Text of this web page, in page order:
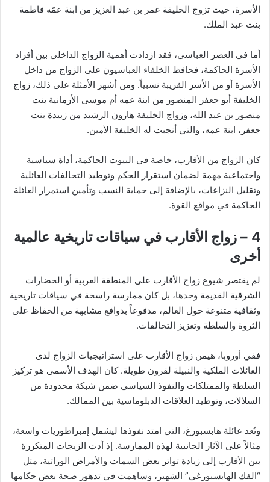
الأسرة، حيث تزوج الخليفة عمر بن عبد العزيز من ابنة عمّه فاطمة
بنت عبد الملك.
أما في العصر العباسي، فقد ازدادت أهمية الزواج الداخلي بين أفراد
الأسرة الحاكمة، فحافظ الخلفاء العباسيون على الزواج من داخل
الأسرة أو من الأسر القريبة نسبياً. ومن أشهر الأمثلة على ذلك، زواج
الخليفة أبو جعفر المنصور من ابنة عمه أم موسى الأرمانية بنت
منصور بن عبد الله، وزواج الخليفة هارون الرشيد من زبيدة بنت
جعفر، ابنة عمه، والتي أنجبت له الخليفة الأمين.
كان الزواج من الأقارب، خاصة في البيوت الحاكمة، أداة سياسية
واجتماعية مهمة لضمان استقرار الحكم وتوطيد التحالفات العائلية
وتقليل النزاعات، بالإضافة إلى حماية النسب وتأمين استمرار العائلة
الحاكمة في مواقع القوة.
4 – زواج الأقارب في سياقات تاريخية عالمية
أخرى
لم يقتصر شيوع زواج الأقارب على المنطقة العربية أو الحضارات
الشرقية القديمة وحدها، بل كان ممارسة راسخة في سياقات تاريخية
وثقافية متنوعة حول العالم، مدفوعاً بدوافع مشابهة من الحفاظ على
الثروة والسلطة وتعزيز التحالفات.
ففي أوروبا، هيمن زواج الأقارب على استراتيجيات الزواج لدى
العائلات الملكية والنبيلة لقرون طويلة. كان الهدف الأسمى هو تركيز
السلطة والممتلكات والنفوذ السياسي ضمن شبكة محدودة من
السلالات، وتوطيد العلاقات الدبلوماسية بين الممالك.
وتُعد عائلة هابسبورغ، التي امتد نفوذها ليشمل إمبراطوريات واسعة،
مثالاً على الآثار الجانبية لهذه الممارسة. إذ أدت الزيجات المتكررة
بين الأقارب إلى زيادة تواتر بعض السمات والأمراض الوراثية، مثل
“الفك الهابسبورغي” الشهير، وساهمت في تدهور صحة بعض حكامها